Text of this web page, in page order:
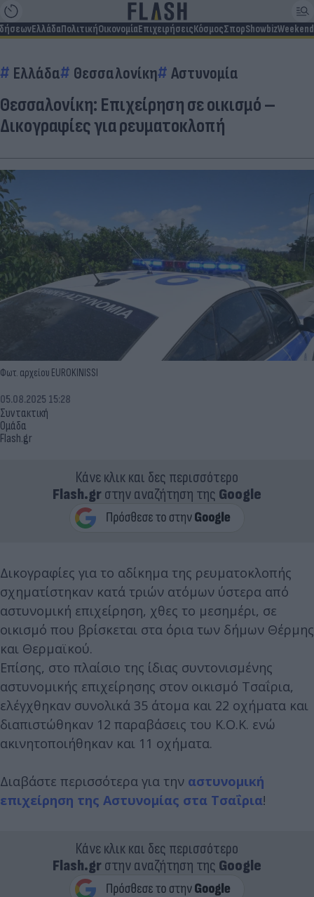
ΕλλάδαΠολιτικήΟικονομίαΕπιχειρήσειςΚόσμοςΣπορShowbizWeekend
Ελλάδα Θεσσαλονίκη Αστυνομία
Θεσσαλονίκη: Επιχείρηση σε οικισμό –
Δικογραφίες για ρευματοκλοπή
Φωτ. αρχείου EUROKINISSI
Συντακτική
Ομάδα
Flash.gr
05.08.2025 15:28
Κάνε κλικ και δες περισσότερο
Flash.grστην αναζήτηση της Google
Δικογραφίες για το αδίκημα της ρευματοκλοπής
σχηματίστηκαν κατά τριών ατόμων ύστερα από
αστυνομική επιχείρηση, χθες το μεσημέρι, σε
οικισμό που βρίσκεται στα όρια των δήμων Θέρμης
και Θερμαϊκού.
Επίσης, στο πλαίσιο της ίδιας συντονισμένης
αστυνομικής επιχείρησης στον οικισμό Τσαΐρια,
ελέγχθηκαν συνολικά 35 άτομα και 22 οχήματα και
διαπιστώθηκαν 12 παραβάσεις του Κ.Ο.Κ. ενώ
ακινητοποιήθηκαν και 11 οχήματα.
Διαβάστε περισσότερα για την αστυνομική
επιχείρηση της Αστυνομίας στα Τσαΐρια!
Κάνε κλικ και δες περισσότερο
Flash.grστην αναζήτηση της Google